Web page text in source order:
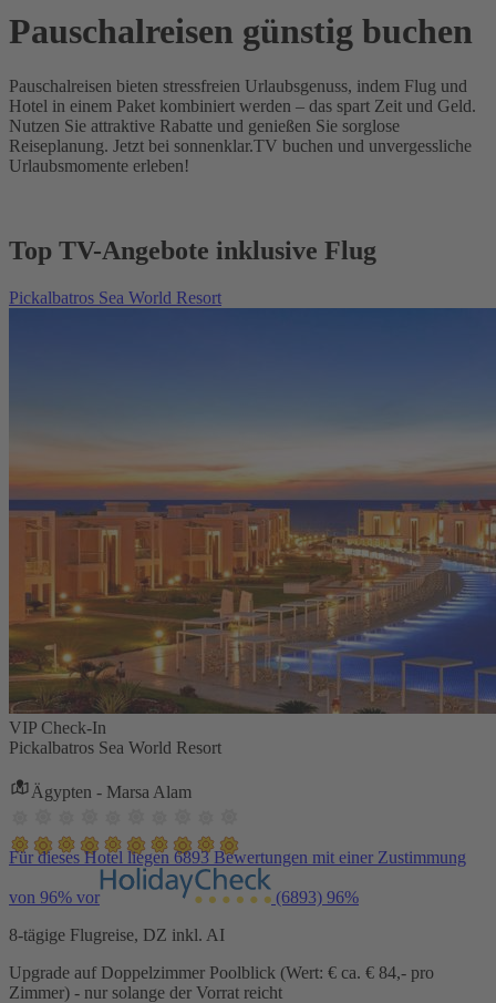
Pauschalreisen günstig buchen
Pauschalreisen bieten stressfreien Urlaubsgenuss, indem Flug und
Hotel in einem Paket kombiniert werden – das spart Zeit und Geld.
Nutzen Sie attraktive Rabatte und genießen Sie sorglose
Reiseplanung. Jetzt bei sonnenklar.TV buchen und unvergessliche
Urlaubsmomente erleben!
Top TV-Angebote inklusive Flug
Pickalbatros Sea World Resort
VIP Check-In
Pickalbatros Sea World Resort
Ägypten - Marsa Alam
Für dieses Hotel liegen 6893 Bewertungen mit einer Zustimmung
von 96% vor (6893) 96%
8-tägige Flugreise, DZ inkl. AI
Upgrade auf Doppelzimmer Poolblick (Wert: € ca. € 84,- pro
Zimmer) - nur solange der Vorrat reicht